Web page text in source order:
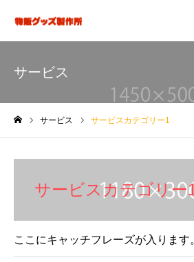
サービス
サービス サービスカテゴリー1
サービスカテゴリー
ここにキャッチフレーズが入ります